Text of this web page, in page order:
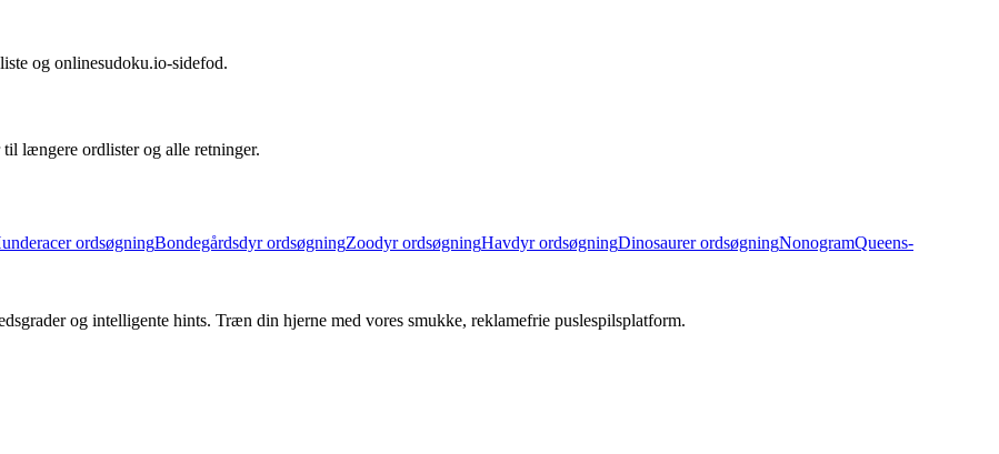
og onlinesudoku.io-sidefod.
længere ordlister og alle retninger.
ordsøgningBondegårdsdyr ordsøgningZoodyr ordsøgningHavdyr ordsøgningDinosaurer ordsøgningNonogramQueens-
og intelligente hints. Træn din hjerne med vores smukke, reklamefrie puslespilsplatform.